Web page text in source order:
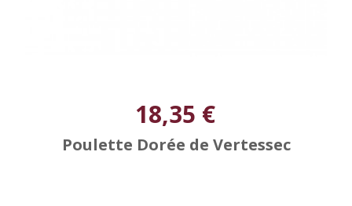
18,35 €
Poulette Dorée de Vertessec